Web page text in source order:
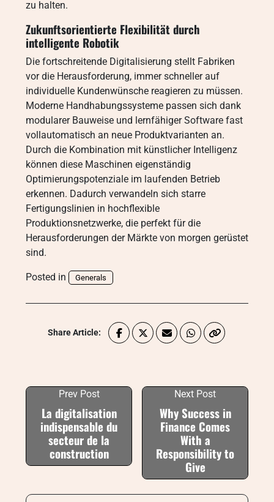
zu halten.
Zukunftsorientierte Flexibilität durch
intelligente Robotik
Die fortschreitende Digitalisierung stellt Fabriken
vor die Herausforderung, immer schneller auf
individuelle Kundenwünsche reagieren zu müssen.
Moderne Handhabungssysteme passen sich dank
modularer Bauweise und lernfähiger Software fast
vollautomatisch an neue Produktvarianten an.
Durch die Kombination mit künstlicher Intelligenz
können diese Maschinen eigenständig
Optimierungspotenziale im laufenden Betrieb
erkennen. Dadurch verwandeln sich starre
Fertigungslinien in hochflexible
Produktionsnetzwerke, die perfekt für die
Herausforderungen der Märkte von morgen gerüstet
sind.
Posted in Generals
Share Article:
Prev Post
La digitalisation
indispensable du
secteur de la
construction
Next Post
Why Success in
Finance Comes
With a
Responsibility to
Give